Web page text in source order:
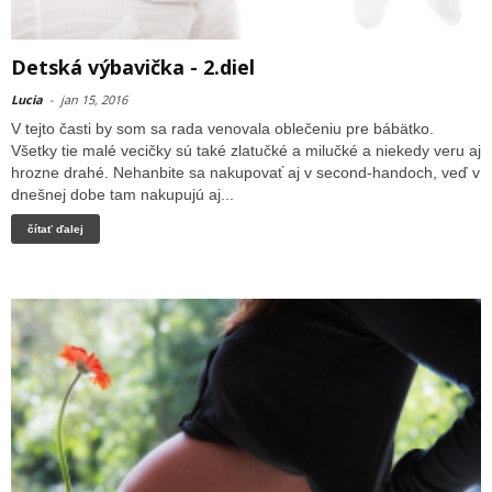
Detská výbavička - 2.diel
Lucia - jan 15, 2016
V tejto časti by som sa rada venovala oblečeniu pre bábätko.
Všetky tie malé vecičky sú také zlatučké a milučké a niekedy veru aj
hrozne drahé. Nehanbite sa nakupovať aj v second-handoch, veď v
dnešnej dobe tam nakupujú aj...
čítať ďalej